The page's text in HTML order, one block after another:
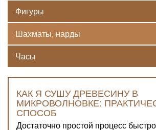
Фигуры
Шахматы, нарды
Часы
КАК Я СУШУ ДРЕВЕСИНУ В
МИКРОВОЛНОВКЕ:
СПОСОБ
Достаточно простой процесс